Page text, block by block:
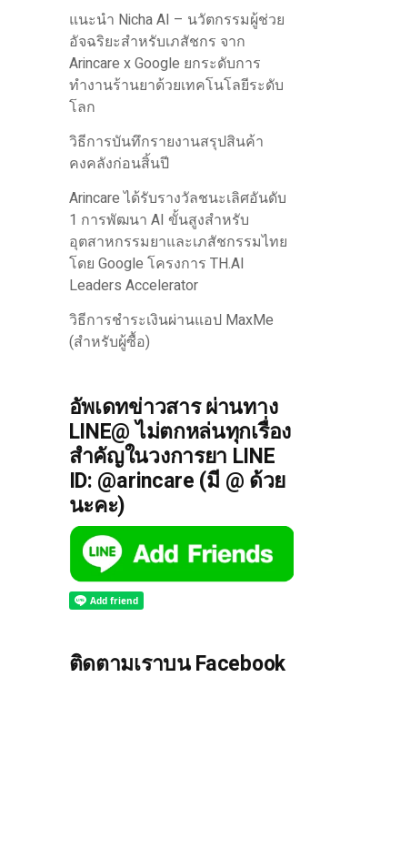
แนะนำ Nicha AI – นวัตกรรมผู้ช่วย
อัจฉริยะสำหรับเภสัชกร จาก
Arincare x Google ยกระดับการ
ทำงานร้านยาด้วยเทคโนโลยีระดับ
โลก
วิธีการบันทึกรายงานสรุปสินค้า
คงคลังก่อนสิ้นปี
Arincare ได้รับรางวัลชนะเลิศอันดับ
1 การพัฒนา AI ขั้นสูงสำหรับ
อุตสาหกรรมยาและเภสัชกรรมไทย
โดย Google โครงการ TH.AI
Leaders Accelerator
วิธีการชำระเงินผ่านแอป MaxMe
(สำหรับผู้ซื้อ)
อัพเดทข่าวสาร ผ่านทาง
LINE@ ไม่ตกหล่นทุกเรื่อง
สำคัญในวงการยา LINE
ID: @arincare (มี @ ด้วย
นะคะ)
ติดตามเราบน Facebook